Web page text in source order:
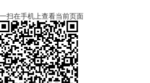
扫在手机上查看当前页面